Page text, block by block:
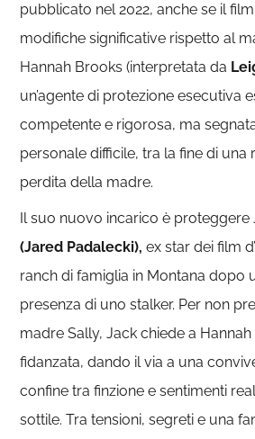
pubblicato nel 2022, anche se il
modifiche significative rispetto al
Hannah Brooks (interpretata da
un’agente di protezione esecutiva
competente e rigorosa, ma
personale difficile, tra la fine di una
perdita della madre.
Il suo nuovo incarico è proteggere
(Jared Padalecki), ex star dei film
ranch di famiglia in Montana dopo
presenza di uno stalker. Per non
madre Sally, Jack chiede a
fidanzata, dando il via a una
confine tra finzione e sentimenti
sottile. Tra tensioni, segreti e una